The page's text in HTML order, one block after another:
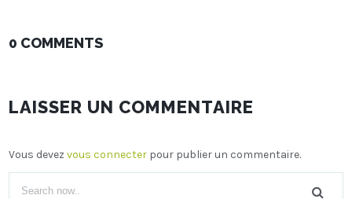
0 COMMENTS
LAISSER UN COMMENTAIRE
Vous devezvous connecter pour publier un commentaire.